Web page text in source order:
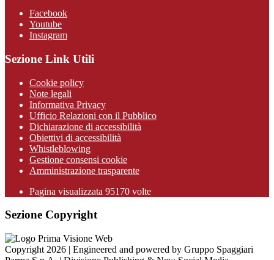
Facebook
Youtube
Instagram
Sezione Link Utili
Cookie policy
Note legali
Informativa Privacy
Ufficio Relazioni con il Pubblico
Dichiarazione di accessibilità
Obiettivi di accessibilità
Whistleblowing
Gestione consensi cookie
Amministrazione trasparente
Pagina visualizzata 95170 volte
Sezione Copyright
Copyright 2026 | Engineered and powered by Gruppo Spaggiari